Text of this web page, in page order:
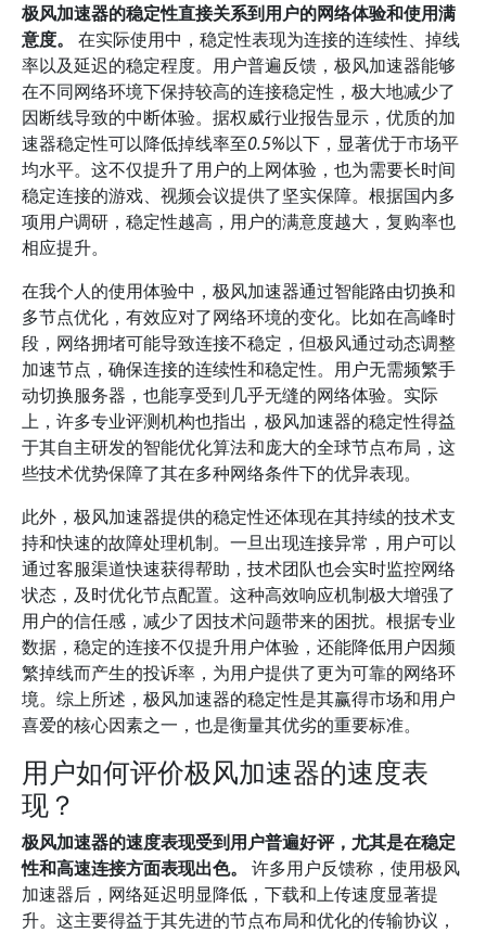
极风加速器的稳定性直接关系到用户的网络体验和使用满
意度。
在实际使用中，稳定性表现为连接的连续性、掉线
率以及延迟的稳定程度。用户普遍反馈，极风加速器能够
在不同网络环境下保持较高的连接稳定性，极大地减少了
因断线导致的中断体验。据权威行业报告显示，优质的加
速器稳定性可以降低掉线率至0.5%以下，显著优于市场平
均水平。这不仅提升了用户的上网体验，也为需要长时间
稳定连接的游戏、视频会议提供了坚实保障。根据国内多
项用户调研，稳定性越高，用户的满意度越大，复购率也
相应提升。
在我个人的使用体验中，极风加速器通过智能路由切换和
多节点优化，有效应对了网络环境的变化。比如在高峰时
段，网络拥堵可能导致连接不稳定，但极风通过动态调整
加速节点，确保连接的连续性和稳定性。用户无需频繁手
动切换服务器，也能享受到几乎无缝的网络体验。实际
上，许多专业评测机构也指出，极风加速器的稳定性得益
于其自主研发的智能优化算法和庞大的全球节点布局，这
些技术优势保障了其在多种网络条件下的优异表现。
此外，极风加速器提供的稳定性还体现在其持续的技术支
持和快速的故障处理机制。一旦出现连接异常，用户可以
通过客服渠道快速获得帮助，技术团队也会实时监控网络
状态，及时优化节点配置。这种高效响应机制极大增强了
用户的信任感，减少了因技术问题带来的困扰。根据专业
数据，稳定的连接不仅提升用户体验，还能降低用户因频
繁掉线而产生的投诉率，为用户提供了更为可靠的网络环
境。综上所述，极风加速器的稳定性是其赢得市场和用户
喜爱的核心因素之一，也是衡量其优劣的重要标准。
用户如何评价极风加速器的速度表
现？
极风加速器的速度表现受到用户普遍好评，尤其是在稳定
性和高速连接方面表现出色。
许多用户反馈称，使用极风
加速器后，网络延迟明显降低，下载和上传速度显著提
升。这主要得益于其先进的节点布局和优化的传输协议，